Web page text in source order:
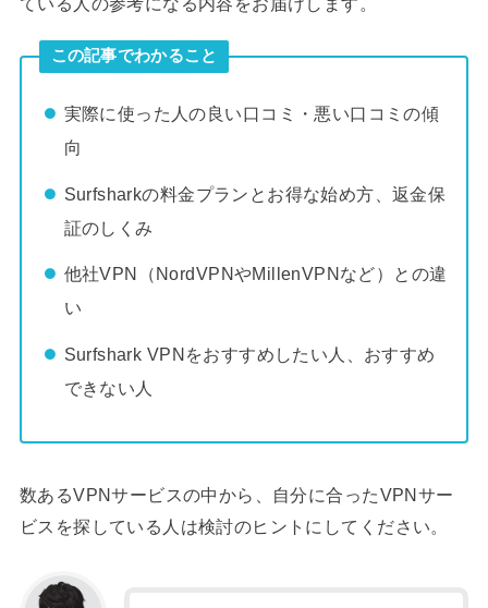
この記事でわかること
実際に使った人の良い口コミ・悪い口コミの傾
向
Surfsharkの料金プランとお得な始め方、返金保
証のしくみ
他社VPN（NordVPNやMillenVPNなど）との違
い
Surfshark VPNをおすすめしたい人、おすすめ
できない人
数あるVPNサービスの中から、自分に合ったVPNサー
ビスを探している人は検討のヒントにしてください。